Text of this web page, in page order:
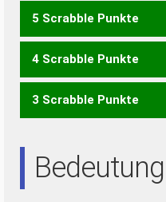
AHNEN AHNES HASEN
SAHNE
5 Scrabble Punkte
AHNE AHNS HANS HASE
NASEN SENNA
4 Scrabble Punkte
AHN AHS NAH SAH
SENN
3 Scrabble Punkte
Bedeutung